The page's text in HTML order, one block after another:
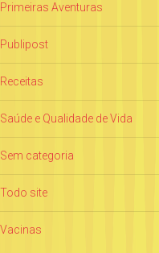
Primeiras Aventuras
Publipost
Receitas
Saúde e Qualidade de Vida
Sem categoria
Todo site
Vacinas